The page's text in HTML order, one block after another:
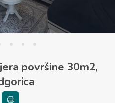
površine 30m2,